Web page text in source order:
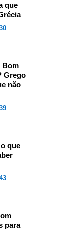
que
Bom
Grego
não
que
para